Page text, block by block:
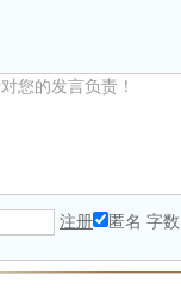
注册 匿名 字